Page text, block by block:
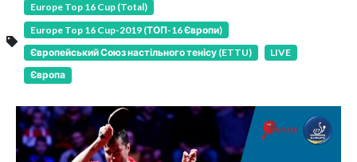
Europe Top 16 Cup (Total)
Europe Top 16 Cup-2019 (ТОП-16 Європи)
Європейський Союз настільного тенісу (ETTU)
LIVE
Європа